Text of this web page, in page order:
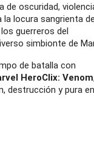
de oscuridad,
la locura sangrienta de
guerreros del
simbionte de
de batalla con
HeroClix: Venom
destrucción y pura